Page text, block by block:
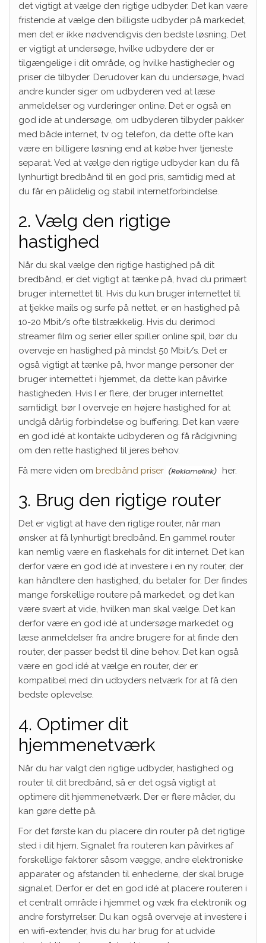
det vigtigt at vælge den rigtige udbyder. Det kan være
fristende at vælge den billigste udbyder på markedet,
men det er ikke nødvendigvis den bedste løsning. Det
er vigtigt at undersøge, hvilke udbydere der er
tilgængelige i dit område, og hvilke hastigheder og
priser de tilbyder. Derudover kan du undersøge, hvad
andre kunder siger om udbyderen ved at læse
anmeldelser og vurderinger online. Det er også en
god ide at undersøge, om udbyderen tilbyder pakker
med både internet, tv og telefon, da dette ofte kan
være en billigere løsning end at købe hver tjeneste
separat. Ved at vælge den rigtige udbyder kan du få
lynhurtigt bredbånd til en god pris, samtidig med at
du får en pålidelig og stabil internetforbindelse.
2. Vælg den rigtige
hastighed
Når du skal vælge den rigtige hastighed på dit
bredbånd, er det vigtigt at tænke på, hvad du primært
bruger internettet til. Hvis du kun bruger internettet til
at tjekke mails og surfe på nettet, er en hastighed på
10-20 Mbit/s ofte tilstrækkelig. Hvis du derimod
streamer film og serier eller spiller online spil, bør du
overveje en hastighed på mindst 50 Mbit/s. Det er
også vigtigt at tænke på, hvor mange personer der
bruger internettet i hjemmet, da dette kan påvirke
hastigheden. Hvis I er flere, der bruger internettet
samtidigt, bør I overveje en højere hastighed for at
undgå dårlig forbindelse og buffering. Det kan være
en god idé at kontakte udbyderen og få rådgivning
om den rette hastighed til jeres behov.
Få mere viden om bredbånd priser her.
3. Brug den rigtige router
Det er vigtigt at have den rigtige router, når man
ønsker at få lynhurtigt bredbånd. En gammel router
kan nemlig være en flaskehals for dit internet. Det kan
derfor være en god idé at investere i en ny router, der
kan håndtere den hastighed, du betaler for. Der findes
mange forskellige routere på markedet, og det kan
være svært at vide, hvilken man skal vælge. Det kan
derfor være en god idé at undersøge markedet og
læse anmeldelser fra andre brugere for at finde den
router, der passer bedst til dine behov. Det kan også
være en god idé at vælge en router, der er
kompatibel med din udbyders netværk for at få den
bedste oplevelse.
4. Optimer dit
hjemmenetværk
Når du har valgt den rigtige udbyder, hastighed og
router til dit bredbånd, så er det også vigtigt at
optimere dit hjemmenetværk. Der er flere måder, du
kan gøre dette på.
For det første kan du placere din router på det rigtige
sted i dit hjem. Signalet fra routeren kan påvirkes af
forskellige faktorer såsom vægge, andre elektroniske
apparater og afstanden til enhederne, der skal bruge
signalet. Derfor er det en god idé at placere routeren i
et centralt område i hjemmet og væk fra elektronik og
andre forstyrrelser. Du kan også overveje at investere i
en wifi-extender, hvis du har brug for at udvide